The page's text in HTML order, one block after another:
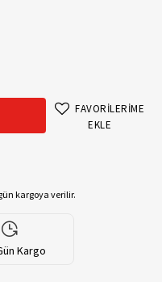
FAVORİLERİME
EKLE
kargoya verilir.
Kargo